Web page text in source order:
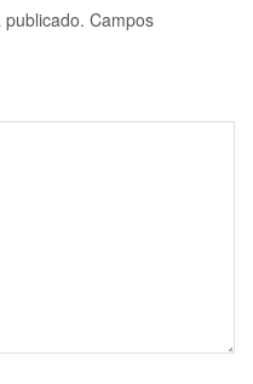
Campos